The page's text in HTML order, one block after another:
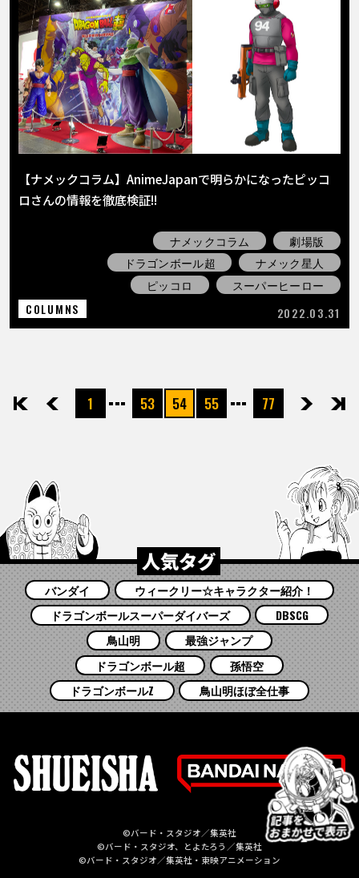
【ナメックコラム】AnimeJapanで明らかになったピッコ
ロさんの情報を徹底検証!!
ナメックコラム
劇場版
ドラゴンボール超
ナメック星人
ピッコロ
スーパーヒーロー
COLUMNS
2022.03.31
先頭 前へ1 53 54 55 77次へ最後
人気タグ
バンダイ
ウィークリー☆キャラクター紹介！
ドラゴンボールスーパーダイバーズ
DBSCG
鳥山明
最強ジャンプ
ドラゴンボール超
孫悟空
ドラゴンボールZ
鳥山明ほぼ全仕事
©バード・スタジオ／集英社
©バード・スタジオ、とよたろう／集英社
©バード・スタジオ／集英社・東映アニメーション